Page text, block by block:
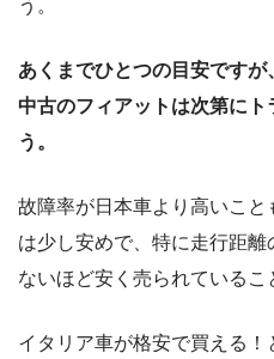
う。
あくまでひとつの目安です
中古のフィアットは次第にト
う。
故障率が日本車より高いこ
は少し安めで、特に走行距離
ないほど安く売られているこ
イタリア車が格安で買える